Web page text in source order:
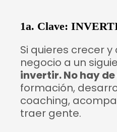
1a. Clave:
Si quieres crecer
negocio a un
invertir. No hay
formación,
coaching,
traer gente.